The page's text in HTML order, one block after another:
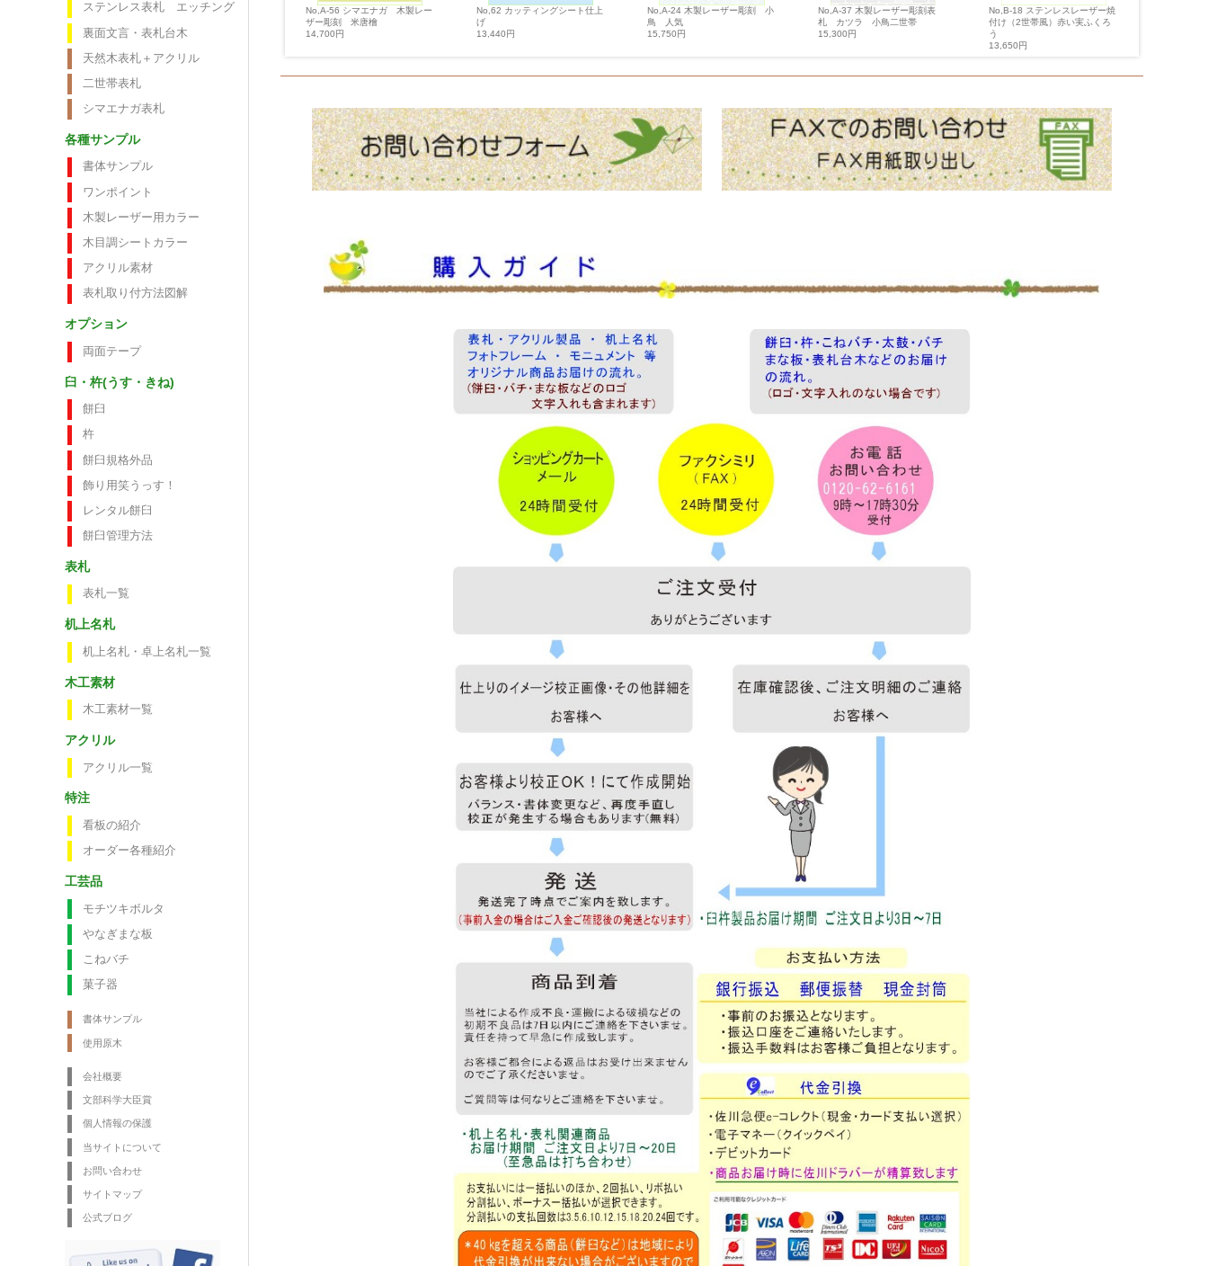
ステンレス表札 エッチング
裏面文言・表札台木
天然木表札＋アクリル
二世帯表札
シマエナガ表札
各種サンプル
書体サンプル
ワンポイント
木製レーザー用カラー
木目調シートカラー
アクリル素材
表札取り付方法図解
オプション
両面テープ
臼・杵(うす・きね)
餅臼
杵
餅臼規格外品
飾り用笑うっす！
レンタル餅臼
餅臼管理方法
表札
表札一覧
机上名札
机上名札・卓上名札一覧
木工素材
木工素材一覧
アクリル
アクリル一覧
特注
看板の紹介
オーダー各種紹介
工芸品
モチツキボルタ
やなぎまな板
こねバチ
菓子器
書体サンプル
使用原木
会社概要
文部科学大臣賞
個人情報の保護
当サイトについて
お問い合わせ
サイトマップ
公式ブログ
ステンレスレーザー焼
No,862 天然黒御影石＋ゴール
19,224円
No,A-56 シマエナガ 木製レー
ザー彫刻 米唐檜
14,700円
No,62 カッティングシート仕上
げ
13,440円
No,A-24 木製レーザー彫刻 小
鳥 人気
15,750円
No,A-37 木製レーザー彫刻表
札 カツラ 小鳥二世帯
15,300円
No,B-18 ステンレスレーザー焼
付け（2世帯風）赤い実ふくろ
う
13,650円